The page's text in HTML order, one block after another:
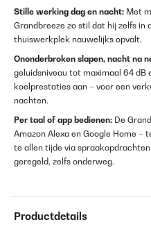
Stille werking dag en nacht: Met
Grandbreeze zo stil dat hij zelfs in
thuiswerkplek nauwelijks opvalt.
Ononderbroken slapen, nacht na
geluidsniveau tot maximaal 64 dB
koelprestaties aan – voor een
nachten.
Per taal of app bedienen: De
Amazon Alexa en Google Home –
te allen tijde via
geregeld, zelfs onderweg.
Productdetails